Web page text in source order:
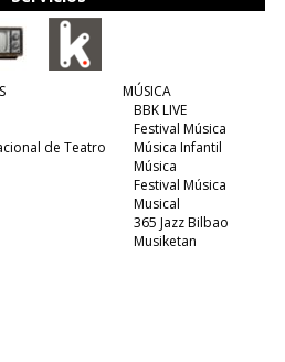
de Teatro
MÚSICA
BBK LIVE
Festival Música
Música Infantil
Música
Festival Música
Musical
365 Jazz Bilbao
Musiketan